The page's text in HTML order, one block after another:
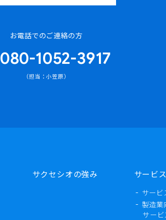
お電話でのご連絡の方
080-1052-3917
（担当：小笠原）
サクセシオの強み サービス
サービ
製造業
サービ